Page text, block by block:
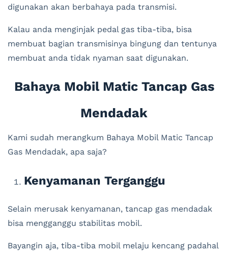
digunakan akan berbahaya pada transmisi.
Kalau anda menginjak pedal gas tiba-tiba, bisa
membuat bagian transmisinya bingung dan tentunya
membuat anda tidak nyaman saat digunakan.
Bahaya Mobil Matic Tancap Gas
Mendadak
Kami sudah merangkum Bahaya Mobil Matic Tancap
Gas Mendadak, apa saja?
Kenyamanan Terganggu
Selain merusak kenyamanan, tancap gas mendadak
bisa mengganggu stabilitas mobil.
Bayangin aja, tiba-tiba mobil melaju kencang padahal